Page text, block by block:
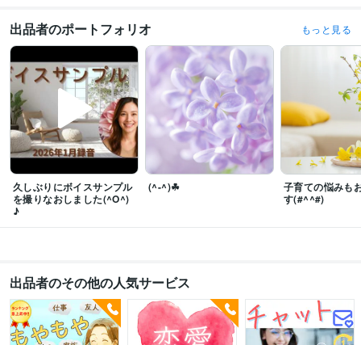
受賞歴
某リキュールメーカー　カクテルコンペティション 　上位入賞
某バーテン
ダー組織　カクテルコンペティション　上位入賞
某都市主催　カクテルコ
ンペティション　上位入賞 某地域　吹奏楽コンクール　銀賞
催　カクテルコンペティション　上位入賞
ココナラ アカウントだけ作成す
る ココナラ やっと少しずつ動きはじめる 子供のいじめ被害に真剣に向き
合う 子供が学校で暴力をふるわれる被害にあい寄り添う
経営するバーの1
〇周年イベント 大盛況 子供の夏休み終わり間近の不眠症状に直面する コ
コナラシルバーランクに昇格　ありがとうございます✨ ココナラゴールド
ランクに昇格　ありがとうございます✨
ココナラプラチナランクに昇格
ありがとうございます✨
Excel:6年Word:6年Moneyfoward:9年ChatGPT:2年CapCut:1年
悩み相談・カウンセリング
丁寧に寄り添ってあなたのお話うかがいます
悲しかったことも親身にお話うかがいます。
子育ての大変さ　　お話・
愚痴うかがいます 気軽に愚痴れないあなたのお話お聴きします
毒親につ
いてのしんどいお話お聴きします。 誰にも話せない話、私がお聴きしま
出品者のポートフォリオ もっと見る
久しぶりにボイスサンプル
を撮りなおしました(^O^)
♪
(^-^)☘
子育ての悩みも
す(#^^#)
出品者のその他の人気サービス